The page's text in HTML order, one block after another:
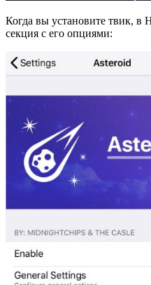
Когда вы установите твик, в
секция с его опциями: